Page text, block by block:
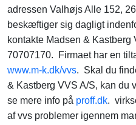
adressen Valhøjs Alle 152,
beskæftiger sig dagligt
kontakte Madsen & Kastberg
70707170. Firmaet har en
www.m-k.dk/vvs. Skal du
& Kastberg VVS A/S, kan du
se mere info på proff.dk.
af vvs problemer igennem